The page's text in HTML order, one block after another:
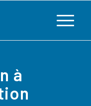
à